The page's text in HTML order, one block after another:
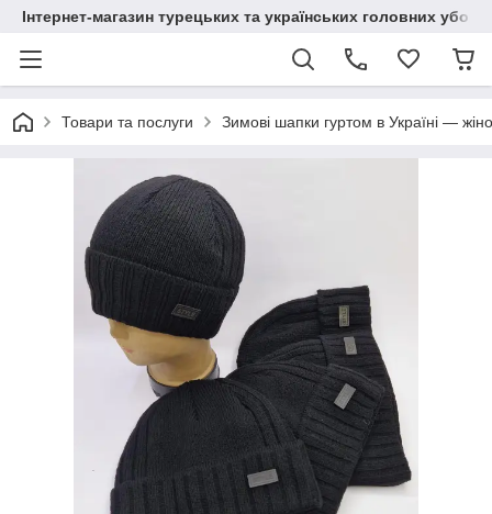
Інтернет-магазин турецьких та українських головних
Товари та послуги Зимові шапки гуртом в Україні —